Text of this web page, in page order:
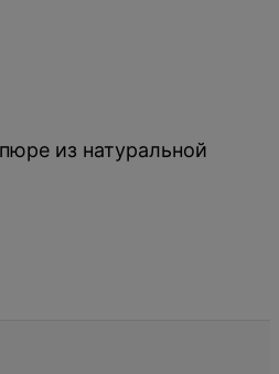
из натуральной